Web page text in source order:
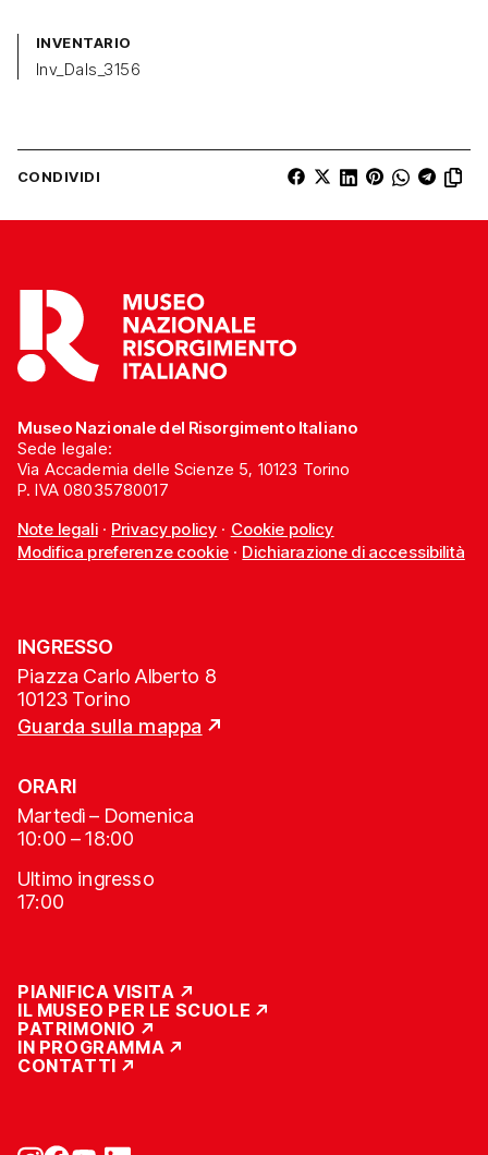
INVENTARIO
Inv_Dals_3156
CONDIVIDI
Museo Nazionale del Risorgimento Italiano
Sede legale:
Via Accademia delle Scienze 5, 10123 Torino
P. IVA 08035780017
Note legali· Privacy policy · Cookie policy
Modifica preferenze cookie· Dichiarazione di accessibilità
INGRESSO
Piazza Carlo Alberto 8
10123 Torino
Guarda sulla mappa
ORARI
Martedì – Domenica
10:00 – 18:00
Ultimo ingresso
17:00
PIANIFICA VISITA
IL MUSEO PER LE SCUOLE
PATRIMONIO
IN PROGRAMMA
CONTATTI